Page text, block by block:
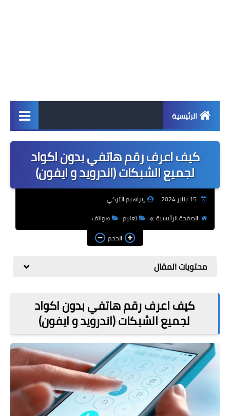
الرئيسية
اخبار
ابل
اندرويد
مراجعات
الربح من الانترنت
ذكاء اصطناعي
كيف اعرف رقم هاتفي بدون اكواد
لجميع الشبكات (اندرويد و ايفون)
إبراهيم التركي
الصفحة الرئيسية
تعليم
هواتف
الحجم
محتويات المقال
كيف اعرف رقم هاتفي بدون اكواد
لجميع الشبكات (اندرويد و ايفون)